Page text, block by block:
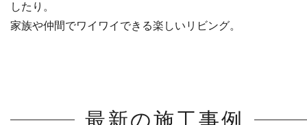
したり。
家族や仲間でワイワイできる楽しいリビング。
最新の施工事例